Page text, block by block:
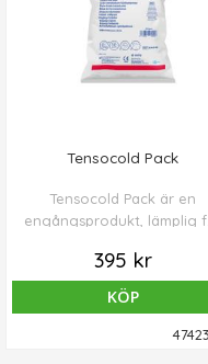
Tensocold Pack
Tensocold Pack är en
engångsprodukt, lämplig
och effektiv kylterapi upp
30 minuter.
395 kr
KÖP